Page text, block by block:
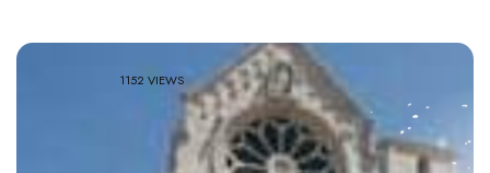
1152 VIEWS